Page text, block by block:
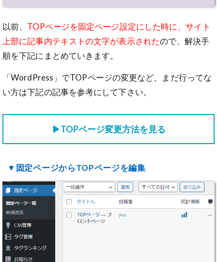
以前、 TOPページを固定ページ設定にした時に、サイト
上部に記事内テキストの文字が表示されたので、解決手
順を下記にまとめていきます。
「WordPress」でTOPページの変更など、まだ行ってな
い方は下記の記事を参考にして下さい。
▶TOPページ変更方法を見る
▼固定ページからTOPページを編集